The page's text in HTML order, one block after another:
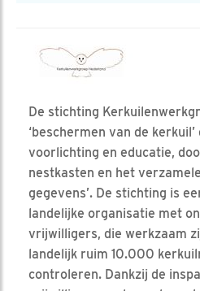
De stichting
‘beschermen van de
voorlichting en educatie,
nestkasten en het
gegevens’. De stichting is
landelijke organisatie met
vrijwilligers, die werkzaam
landelijk ruim 10.000
controleren. Dankzij de